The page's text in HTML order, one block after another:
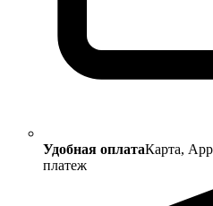
Удобная оплатаКарта,
платеж